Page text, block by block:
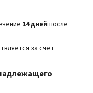
14 дней после
за счет